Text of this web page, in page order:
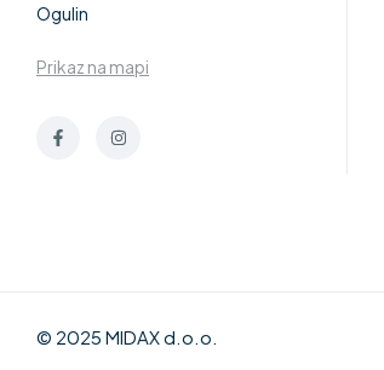
Ogulin
Prikaz na mapi
© 2025 MIDAX d.o.o.